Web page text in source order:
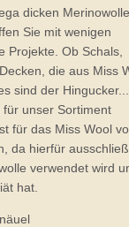
dicken Merinowolle
Sie mit wenigen
Projekte. Ob Schals,
die aus Miss
sind der Hingucker...
unser Sortiment
für das Miss Wool
da hierfür
verwendet wird
hat.